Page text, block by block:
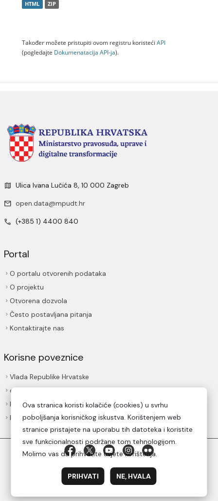
HTML ZIP
Također možete pristupiti ovom registru koristeći API
(pogledajte Dokumenаtаcijа API-jа).